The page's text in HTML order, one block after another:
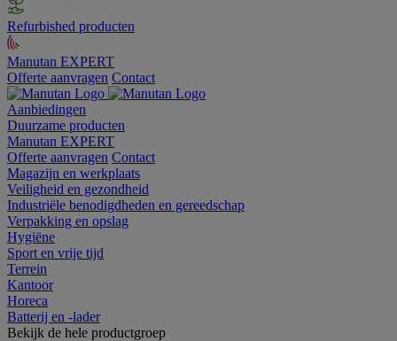
Refurbished producten
Manutan EXPERT
Offerte aanvragen Contact
Aanbiedingen
Duurzame producten
Manutan EXPERT
Offerte aanvragen Contact
Magazijn en werkplaats
Veiligheid en gezondheid
Industriële benodigdheden en gereedschap
Verpakking en opslag
Hygiëne
Sport en vrije tijd
Terrein
Kantoor
Horeca
Batterij en -lader
Bekijk de hele productgroep